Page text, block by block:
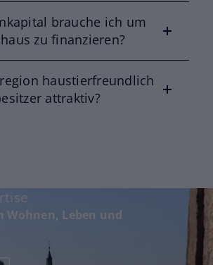
brauche ich um
zu finanzieren?
haustierfreundlich
attraktiv?
Wohnen, Leben und
Wohnen, Leben und
Wohnen, Leben und
Wohnen, Leben und